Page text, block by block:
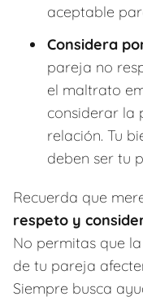
aceptable
Considera
pareja no
el maltrato
considerar la
relación. Tu
deben ser tu
Recuerda que
respeto y
No permitas que
de tu pareja
Siempre busca